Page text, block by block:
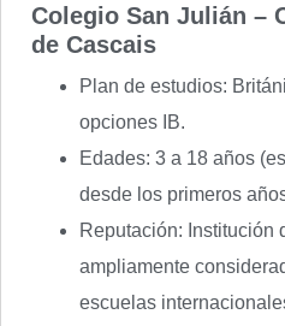
Colegio San Julián –
de Cascais
Plan de estudios:
opciones IB.
Edades: 3 a 18 años
desde los primeros
Reputación: Institución
ampliamente
escuelas